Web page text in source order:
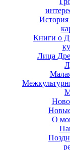
История
Книги о
Лица
О